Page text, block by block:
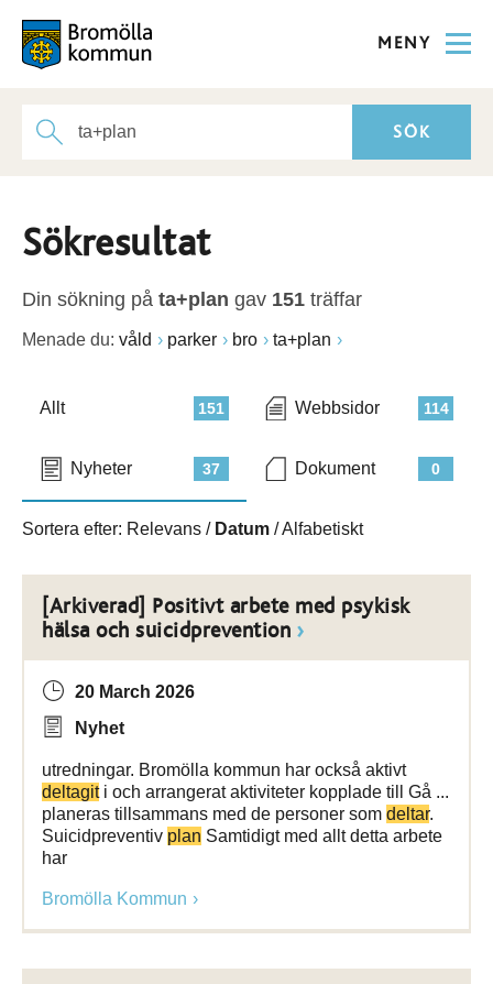
MENY
Sökresultat
Din sökning på ta+plan gav 151 träffar
Menade du: våld parker bro ta+plan
151
Allt 114
Webbsidor
37
Nyheter 0
Dokument
Sortera efter: Relevans / Datum /Alfabetiskt
[Arkiverad] Positivt arbete med psykisk
hälsa och suicidprevention
20 March 2026
Nyhet
utredningar. Bromölla kommun har också aktivt
deltagiti och arrangerat aktiviteter kopplade till Gå ...
planeras tillsammans med de personer som deltar.
Suicidpreventiv plan Samtidigt med allt detta arbete
har
Bromölla Kommun